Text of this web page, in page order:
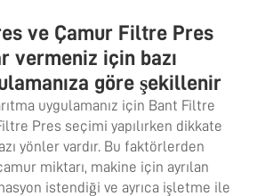
ve Çamur Filtre Pres
vermeniz için bazı
göre şekillenir
uygulamanız için Bant Filtre
Pres seçimi yapılırken dikkate
yönler vardır. Bu faktörlerden
miktarı, makine için ayrılan
istendiği ve ayrıca işletme ile